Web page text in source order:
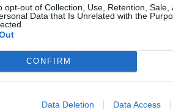
opt-out of Collection, Use, Retention, Sale,
Data that Is Unrelated with the
CONFIRM
Data Deletion Data Access
όλους να απολαύσουν πέντε